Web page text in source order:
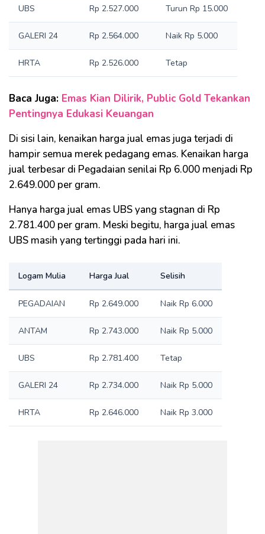
UBS Rp 2.527.000 Turun Rp 15.000
GALERI 24 Rp 2.564.000 Naik Rp 5.000
HRTA Rp 2.526.000 Tetap
Baca Juga: Emas Kian Dilirik, Public Gold Tekankan
Pentingnya Edukasi Keuangan
Di sisi lain, kenaikan harga jual emas juga terjadi di
hampir semua merek pedagang emas. Kenaikan harga
jual terbesar di Pegadaian senilai Rp 6.000 menjadi Rp
2.649.000 per gram.
Hanya harga jual emas UBS yang stagnan di Rp
2.781.400 per gram. Meski begitu, harga jual emas
UBS masih yang tertinggi pada hari ini.
Logam Mulia Harga Jual Selisih
PEGADAIAN Rp 2.649.000 Naik Rp 6.000
ANTAM Rp 2.743.000 Naik Rp 5.000
UBS Rp 2.781.400 Tetap
GALERI 24 Rp 2.734.000 Naik Rp 5.000
HRTA Rp 2.646.000 Naik Rp 3.000